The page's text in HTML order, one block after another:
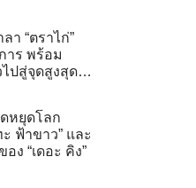
ลา “ตราไก่”
าร พร้อม
ปสู่จุดสูงสุดอีก
หยุดโลก
ฟ้าขาว” และ
ง “เดอะ คิง”